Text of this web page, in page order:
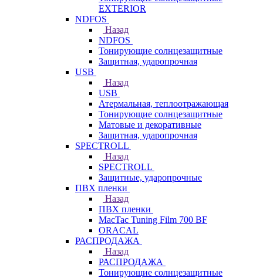
EXTERIOR
NDFOS
Назад
NDFOS
Тонирующие солнцезащитные
Защитная, ударопрочная
USB
Назад
USB
Атермальная, теплоотражающая
Тонирующие солнцезащитные
Матовые и декоративные
Защитная, ударопрочная
SPECTROLL
Назад
SPECTROLL
Защитные, ударопрочные
ПВХ пленки
Назад
ПВХ пленки
MacTac Tuning Film 700 BF
ORACAL
РАСПРОДАЖА
Назад
РАСПРОДАЖА
Тонирующие солнцезащитные